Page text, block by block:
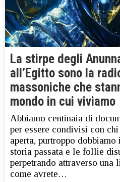
La stirpe degli
all’Egitto sono la
massoniche che
mondo in cui viviamo
Abbiamo centinaia di
per essere condivisi con chi
aperta, purtroppo dobbiamo
storia passata e le follie
perpetrando attraverso una
come avrete…